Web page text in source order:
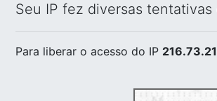
Seu IP fez diversas
Para liberar o acesso do IP